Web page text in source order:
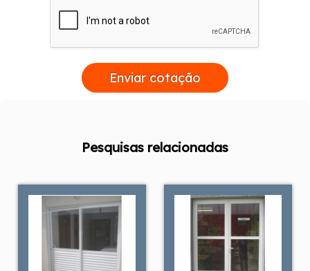
Enviar cotação
Pesquisas relacionadas